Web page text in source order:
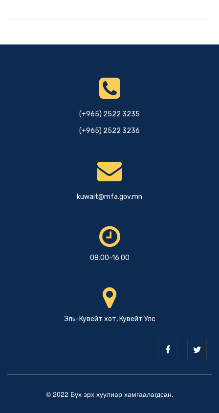
(+965) 2522 3235
(+965) 2522 3236
kuwait@mfa.gov.mn
08:00-16:00
Эль-Кувейт хот, Кувейт Улс
© 2022 Бүх эрх хуулиар хамгаалагдсан.